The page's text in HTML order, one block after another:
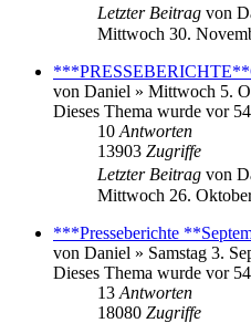
Letzter Beitrag von
Mittwoch 30.
von Daniel » Mittwoch 5.
Dieses Thema wurde vor
10 Antworten
13903 Zugriffe
Letzter Beitrag von
Mittwoch 26.
***Presseberichte
von Daniel » Samstag 3.
Dieses Thema wurde vor
13 Antworten
18080 Zugriffe